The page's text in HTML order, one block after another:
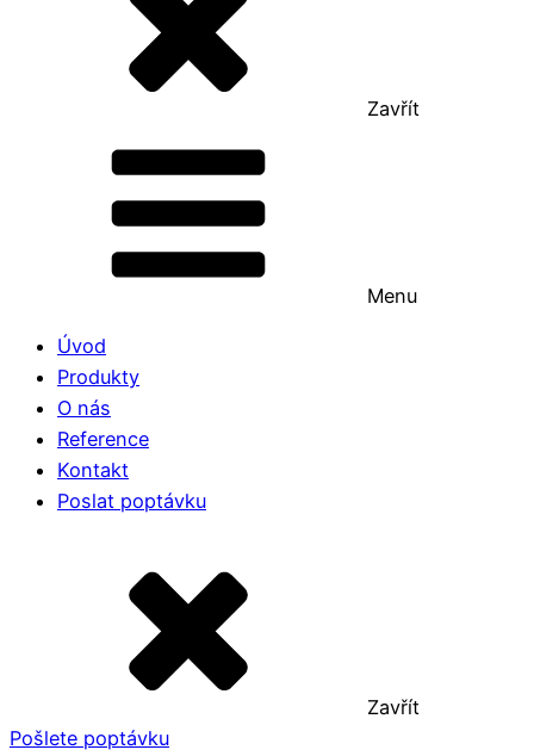
Zavřít
Menu
Úvod
Produkty
O nás
Reference
Kontakt
Poslat poptávku
Zavřít
Pošlete poptávku